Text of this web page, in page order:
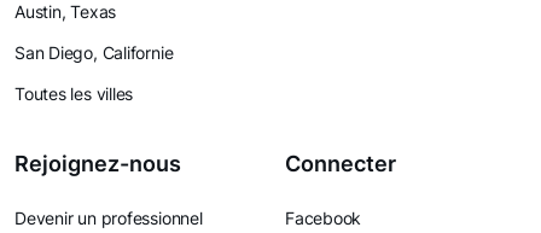
Austin, Texas
San Diego, Californie
Toutes les villes
Rejoignez-nous
Devenir un professionnel
Connecter
Facebook